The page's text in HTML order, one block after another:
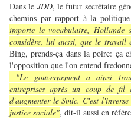
Dans le JDD, le futur secrétaire
chemins par rapport à la
importe le vocabulaire, Hollande
considère, lui aussi, que le
Bing, prends-ça dans la poire: ça
l'opposition que l'on entend
"Le gouvernement a ainsi
entreprises après un coup de
d'augmenter le Smic. C'est
justice sociale", dit-il aussi en